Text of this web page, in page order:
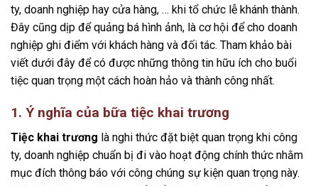
ty, doanh nghiệp hay cửa hàng, … khi tổ chức lễ khánh thành.
Đây cũng dịp để quảng bá hình ảnh, là cơ hội để cho doanh
nghiệp ghi điểm với khách hàng và đối tác. Tham khảo bài
viết dưới đây để có được những thông tin hữu ích cho buổi
tiệc quan trọng một cách hoàn hảo và thành công nhất.
1. Ý nghĩa của bữa tiệc khai trương
Tiệc khai trương là nghi thức đặt biệt quan trọng khi công
ty, doanh nghiệp chuẩn bị đi vào hoạt động chính thức nhằm
mục đích thông báo với công chúng sự kiện quan trọng này.